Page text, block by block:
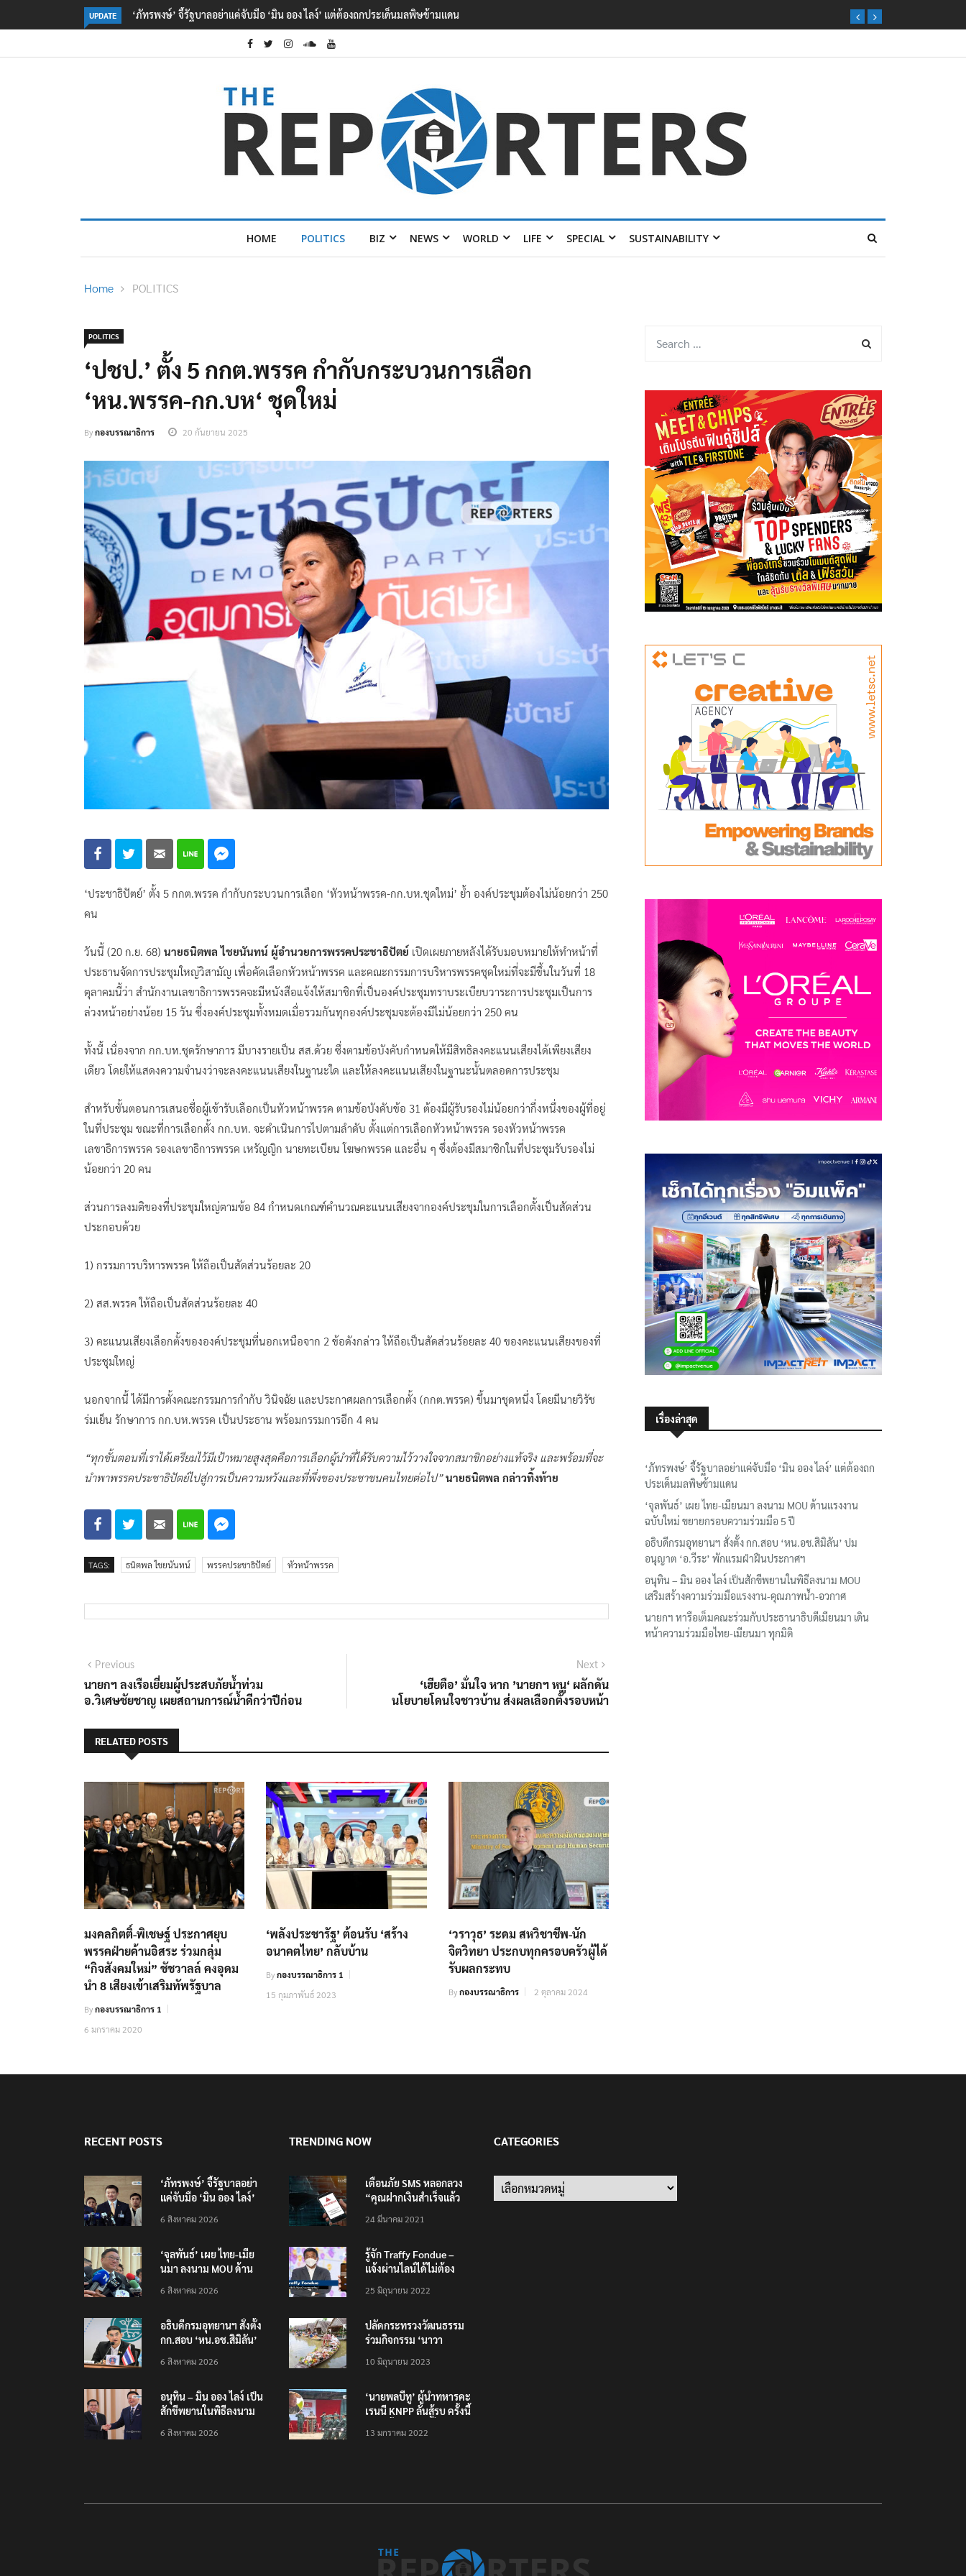
UPDATE ‘จุลพันธ์’ เผย ไทย-เมียนมา ลงนาม MOU ด้านแรงงาน ฉบับใหม่ ขยายกรอบความร่วมมือ 5 ปี
HOME POLITICS BIZ NEWS WORLD LIFE SPECIAL SUSTAINABILITY
Home POLITICS
POLITICS
‘ปชป.’ ตั้ง 5 กกต.พรรค กำกับกระบวนการเลือก
‘หน.พรรค-กก.บห‘ ชุดใหม่
Byกองบรรณาธิการ 20 กันยายน 2025
‘ประชาธิปัตย์’ ตั้ง 5 กกต.พรรค กำกับกระบวนการเลือก ‘หัวหน้าพรรค-กก.บห.ชุดใหม่’ ย้ำ องค์ประชุมต้องไม่น้อยกว่า 250
คน
วันนี้ (20 ก.ย. 68) นายธนิตพล ไชยนันทน์ ผู้อำนวยการพรรคประชาธิปัตย์ เปิดเผยภายหลังได้รับมอบหมายให้ทำหน้าที่
ประธานจัดการประชุมใหญ่วิสามัญ เพื่อคัดเลือกหัวหน้าพรรค และคณะกรรมการบริหารพรรคชุดใหม่ที่จะมีขึ้นในวันที่ 18
ตุลาคมนี้ว่า สำนักงานเลขาธิการพรรคจะมีหนังสือแจ้งให้สมาชิกที่เป็นองค์ประชุมทราบระเบียบวาระการประชุมเป็นการ
ล่วงหน้าอย่างน้อย 15 วัน ซึ่งองค์ประชุมทั้งหมดเมื่อรวมกันทุกองค์ประชุมจะต้องมีไม่น้อยกว่า 250 คน
ทั้งนี้ เนื่องจาก กก.บห.ชุดรักษาการ มีบางรายเป็น สส.ด้วย ซึ่งตามข้อบังคับกำหนดให้มีสิทธิลงคะแนนเสียงได้เพียงเสียง
เดียว โดยให้แสดงความจำนงว่าจะลงคะแนนเสียงในฐานะใด และให้ลงคะแนนเสียงในฐานะนั้นตลอดการประชุม
สำหรับขั้นตอนการเสนอชื่อผู้เข้ารับเลือกเป็นหัวหน้าพรรค ตามข้อบังคับข้อ 31 ต้องมีผู้รับรองไม่น้อยกว่ากึ่งหนึ่งของผู้ที่อยู่
ในที่ประชุม ขณะที่การเลือกตั้ง กก.บห. จะดำเนินการไปตามลำดับ ตั้งแต่การเลือกหัวหน้าพรรค รองหัวหน้าพรรค
เลขาธิการพรรค รองเลขาธิการพรรค เหรัญญิก นายทะเบียน โฆษกพรรค และอื่น ๆ ซึ่งต้องมีสมาชิกในที่ประชุมรับรองไม่
น้อยกว่า 20 คน
ส่วนการลงมติของที่ประชุมใหญ่ตามข้อ 84 กำหนดเกณฑ์คำนวณคะแนนเสียงจากองค์ประชุมในการเลือกตั้งเป็นสัดส่วน
ประกอบด้วย
1) กรรมการบริหารพรรค ให้ถือเป็นสัดส่วนร้อยละ 20
2) สส.พรรค ให้ถือเป็นสัดส่วนร้อยละ 40
3) คะแนนเสียงเลือกตั้งขององค์ประชุมที่นอกเหนือจาก 2 ข้อดังกล่าว ให้ถือเป็นสัดส่วนร้อยละ 40 ของคะแนนเสียงของที่
ประชุมใหญ่
นอกจากนี้ ได้มีการตั้งคณะกรรมการกำกับ วินิจฉัย และประกาศผลการเลือกตั้ง (กกต.พรรค) ขึ้นมาชุดหนึ่ง โดยมีนายวิรัช
ร่มเย็น รักษาการ กก.บห.พรรค เป็นประธาน พร้อมกรรมการอีก 4 คน
“ทุกขั้นตอนที่เราได้เตรียมไว้มีเป้าหมายสูงสุดคือการเลือกผู้นำที่ได้รับความไว้วางใจจากสมาชิกอย่างแท้จริง และพร้อมที่จะ
นำพาพรรคประชาธิปัตย์ไปสู่การเป็นความหวังและที่พึ่งของประชาชนคนไทยต่อไป”นายธนิตพล กล่าวทิ้งท้าย
TAGS: ธนิตพล ไชยนันทน์ พรรคประชาธิปัตย์ หัวหน้าพรรค
แนะแนว
เรื่อง
PreviousPrevious
post:
นายกฯ ลงเรือเยี่ยมผู้ประสบภัยน้ำท่วม
อ.วิเศษชัยชาญ เผยสถานการณ์น้ำดีกว่าปีก่อน
Next
post:
‘เฮียตือ’ มั่นใจ หาก ’นายกฯ หนู‘ ผลักดัน
นโยบายโดนใจชาวบ้าน ส่งผลเลือกตั้งรอบหน้า
RELATED POSTS
มงคลกิตติ์-พิเชษฐ์ ประกาศยุบ
พรรคฝ่ายค้านอิสระ ร่วมกลุ่ม
“กิจสังคมใหม่” ชัชวาลล์ คงอุดม
นำ 8 เสียงเข้าเสริมทัพรัฐบาล
Byกองบรรณาธิการ 1
6 มกราคม 2020
‘พลังประชารัฐ’ ต้อนรับ ‘สร้าง
อนาคตไทย’ กลับบ้าน
Byกองบรรณาธิการ 1
15 กุมภาพันธ์ 2023
‘วราวุธ’ ระดม สหวิชาชีพ-นัก
จิตวิทยา ประกบทุกครอบครัวผู้ได้
รับผลกระทบ
Byกองบรรณาธิการ 2 ตุลาคม 2024
เรื่องล่าสุด
‘ภัทรพงษ์’ จี้รัฐบาลอย่าแค่จับมือ ‘มิน ออง ไลง์’ แต่ต้องถก
ประเด็นมลพิษข้ามแดน
‘จุลพันธ์’ เผย ไทย-เมียนมา ลงนาม MOU ด้านแรงงาน
ฉบับใหม่ ขยายกรอบความร่วมมือ 5 ปี
อธิบดีกรมอุทยานฯ​ สั่งตั้ง กก.สอบ ‘หน.อช.สิมิลัน’ ปม
อนุญาต ‘อ.วีระ’ พักแรมฝ่าฝืนประกาศฯ
อนุทิน – มิน ออง ไลง์ เป็นสักขีพยานในพิธีลงนาม MOU
เสริมสร้างความร่วมมือแรงงาน-คุณภาพน้ำ-อวกาศ
นายกฯ หารือเต็มคณะร่วมกับประธานาธิบดีเมียนมา เดิน
หน้าความร่วมมือไทย-เมียนมา ทุกมิติ
RECENT POSTS
‘ภัทรพงษ์’ จี้รัฐบาลอย่า
แค่จับมือ ‘มิน ออง ไลง์’
ข้ามแดน
6 สิงหาคม 2026
‘จุลพันธ์’ เผย ไทย-เมีย
นมา ลงนาม MOU ด้าน
กรอบความร่วมมือ 5 ปี
6 สิงหาคม 2026
อธิบดีกรมอุทยานฯ​ สั่งตั้ง
กก.สอบ ‘หน.อช.สิมิลัน’
แรมฝ่าฝืนประกาศฯ
6 สิงหาคม 2026
อนุทิน – มิน ออง ไลง์ เป็น
สักขีพยานในพิธีลงนาม
มือแรงงาน-คุณภาพน้ำ-
6 สิงหาคม 2026
TRENDING NOW
เตือนภัย SMS หลอกลวง
“คุณฝากเงินสำเร็จแล้ว
200,000 บาท”
24 มีนาคม 2021
รู้จัก Traffy Fondue –
แจ้งผ่านไลน์ได้ไม่ต้อง
ทั่วไทย ไม่ใช่แค่ในกรุง
25 มิถุนายน 2022
ปลัดกระทรวงวัฒนธรรม
ร่วมกิจกรรม ‘นาวา
ตักบาตรทางน้ำ
10 มิถุนายน 2023
‘นายพลบีทู’ ผู้นำทหารคะ
เรนนี KNPP ลั่นสู้รบ ครั้งนี้
ประชาชนต้องชนะ
13 มกราคม 2022
CATEGORIES
Categories